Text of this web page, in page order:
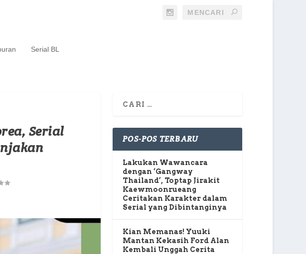
Serial BL
Serial
POS-POS TERBARU
Lakukan Wawancara
dengan ‘Gangway
Thailand’, Toptap Jirakit
Kaewmoonrueang
Ceritakan Karakter dalam
Serial yang Dibintanginya
Kian Memanas! Yuuki
Mantan Kekasih Ford Alan
Kembali Unggah Cerita